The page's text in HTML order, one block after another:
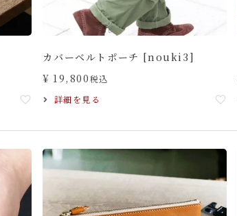
カバーベルトポーチ [nouki3]
¥ 19,800税込
詳細を見る